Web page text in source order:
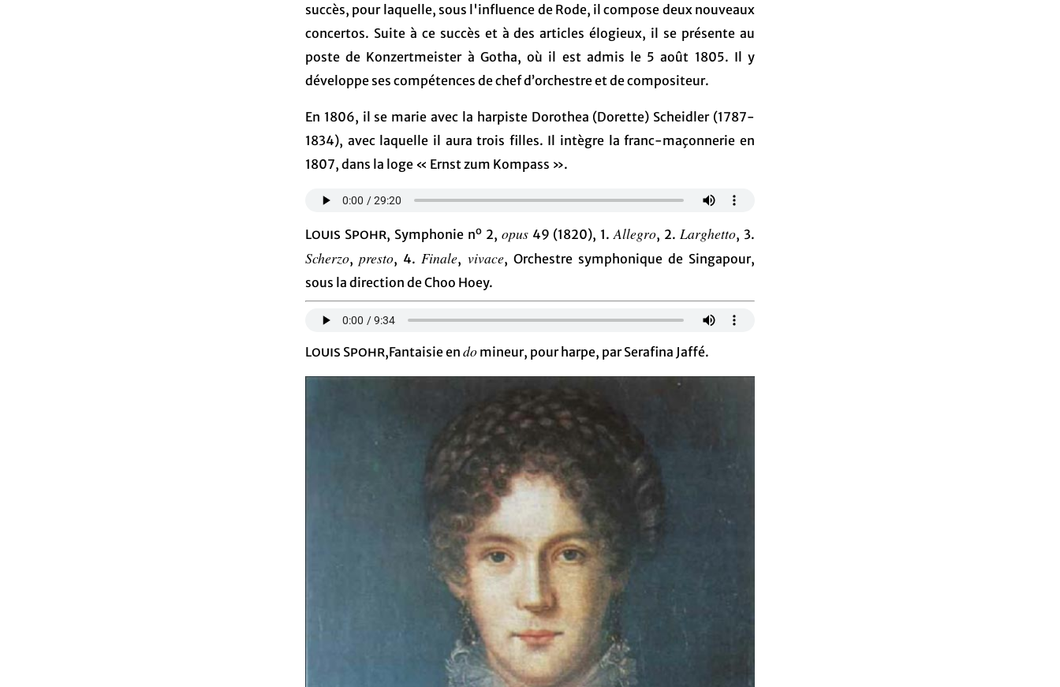
succès, pour laquelle, sous l'influence de Rode, il compose deux nouveaux
concertos. Suite à ce succès et à des articles élogieux, il se présente au
poste de Konzertmeister à Gotha, où il est admis le 5 août 1805. Il y
développe ses compétences de chef d’orchestre et de compositeur.
En 1806, il se marie avec la harpiste Dorothea (Dorette) Scheidler (1787-
1834), avec laquelle il aura trois filles. Il intègre la franc-maçonnerie en
1807, dans la loge « Ernst zum Kompass ».
Louis Spohr, Symphonie no2, opus49 (1820), 1.Allegro, 2.Larghetto, 3.
Scherzo,presto, 4.Finale, vivace, Orchestre symphonique de Singapour,
sous la direction de Choo Hoey.
Louis Spohr,Fantaisie en do mineur, pour harpe, par Serafina Jaffé.